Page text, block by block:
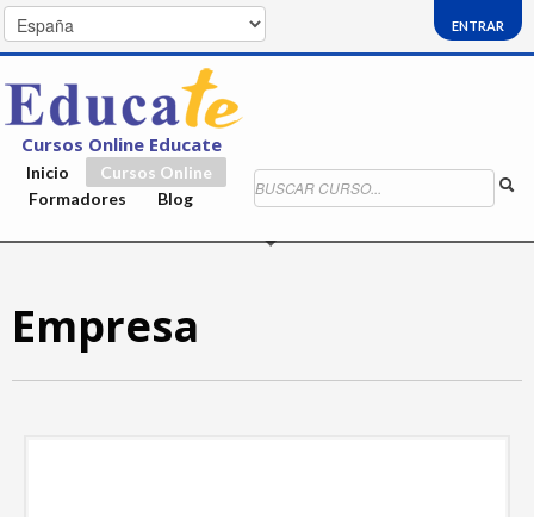
ENTRAR
Cursos Online Educate
Inicio
Cursos Online
Formadores
Blog
Empresa